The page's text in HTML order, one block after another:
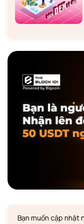
Bạn muốn cập nhật